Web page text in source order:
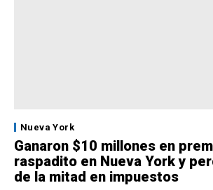
Nueva York
Ganaron $10 millones en
raspadito en Nueva York y
de la mitad en impuestos